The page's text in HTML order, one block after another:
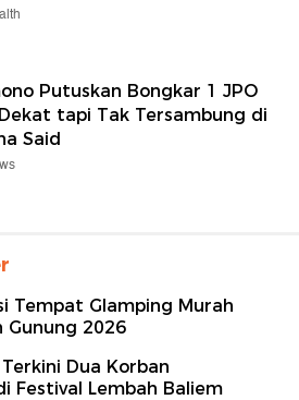
Putuskan Bongkar 1 JPO
tapi Tak Tersambung di
Said
Tempat Glamping Murah
Gunung 2026
Dua Korban
Festival Lembah Baliem